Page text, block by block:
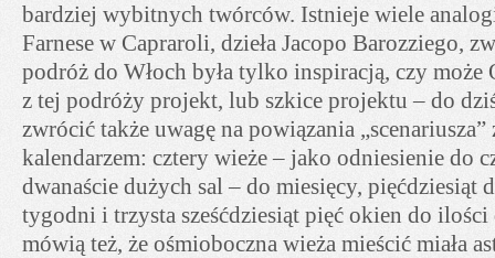
bardziej wybitnych twórców. Istnieje wiele
Farnese w Capraroli, dzieła Jacopo Barozziego,
podróż do Włoch była tylko inspiracją, czy może
z tej podróży projekt, lub szkice projektu – do
zwrócić także uwagę na powiązania „scenariusza”
kalendarzem: cztery wieże – jako odniesienie do
dwanaście dużych sal – do miesięcy, pięćdziesiąt
tygodni i trzysta sześćdziesiąt pięć okien do
mówią też, że ośmioboczna wieża mieścić miała